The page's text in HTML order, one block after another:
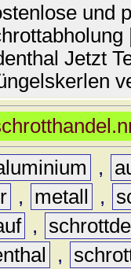
und
Jetzt
,
, metall ,
,
,